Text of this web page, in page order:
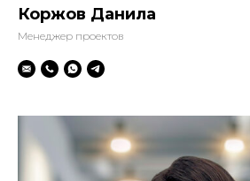
Коржов Данила
Менеджер проектов